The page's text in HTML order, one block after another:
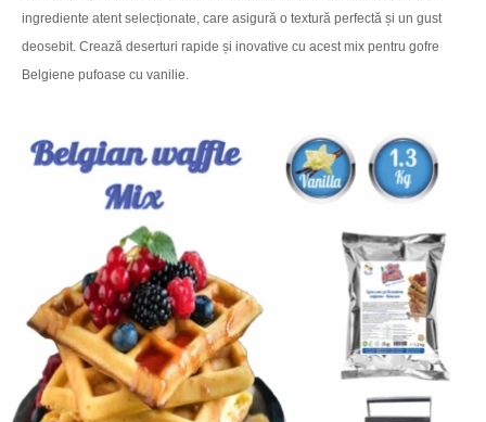
ingrediente atent selecționate, care asigură o textură perfectă și un gust
deosebit. Crează deserturi rapide și inovative cu acest mix pentru gofre
Belgiene pufoase cu vanilie.